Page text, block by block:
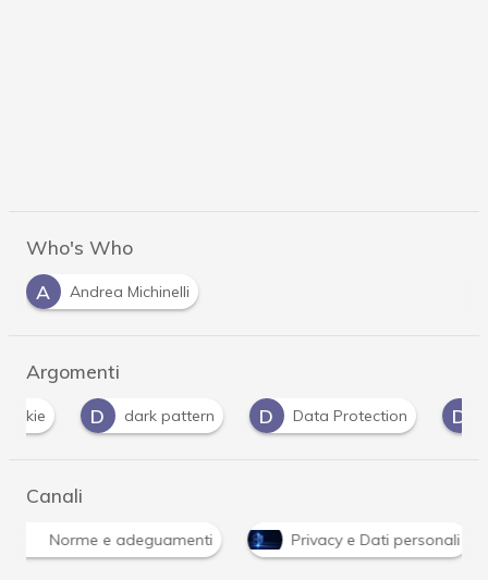
Who's Who
A
Andrea Michinelli
Argomenti
D
dark pattern D Data Protection D dati
Canali
Norme e adeguamenti Privacy e Dati personali